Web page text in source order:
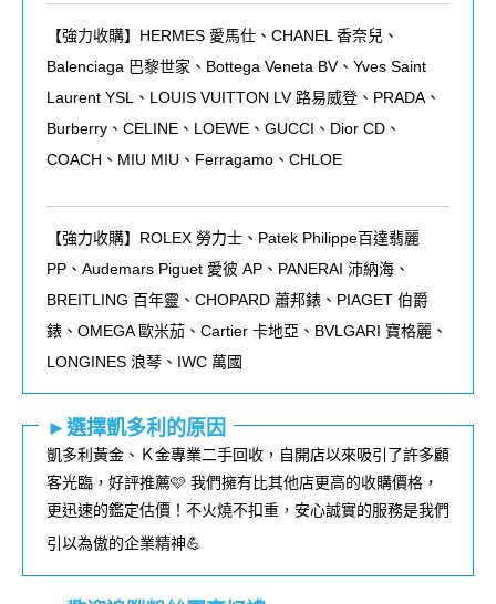
【強力收購】HERMES 愛馬仕、CHANEL 香奈兒、
Balenciaga 巴黎世家、Bottega Veneta BV、Yves Saint
Laurent YSL、LOUIS VUITTON LV 路易威登、PRADA、
Burberry、CELINE、LOEWE、GUCCI、Dior CD、
COACH、MIU MIU、Ferragamo、CHLOE
【強力收購】ROLEX 勞力士、 Patek Philippe百達翡麗
PP 、 Audemars Piguet 愛彼 AP 、 PANERAI 沛納海、
BREITLING 百年靈、 CHOPARD 蕭邦錶、 PIAGET 伯爵
錶、 OMEGA歐米茄、 Cartier 卡地亞、 BVLGARI 寶格麗、
LONGINES 浪琴、 IWC 萬國
►選擇凱多利的原因
凱多利黃金、Ｋ金專業二手回收，自開店以來吸引了許多顧
客光臨，好評推薦🩷 我們擁有比其他店更高的收購價格，
更迅速的鑑定估價！不火燒不扣重，安心誠實的服務是我們
引以為傲的企業精神💪